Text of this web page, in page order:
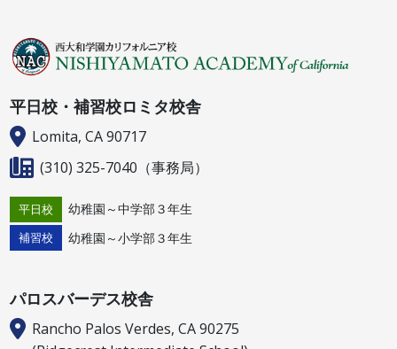
平日校・補習校ロミタ校舎
Lomita, CA 90717
(310) 325-7040 （事務局）
平日校 幼稚園～中学部３年生
補習校 幼稚園～小学部３年生
パロスバーデス校舎
Rancho Palos Verdes, CA 90275